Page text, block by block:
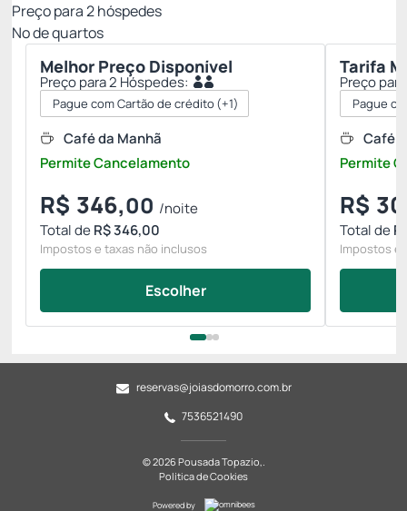
Preço para2hóspedes
Nº de quartos
Melhor Preço Disponível
Preço para 2 Hóspedes:
Pague com Cartão de crédito(+1)
Café da Manhã
Permite Cancelamento
R$ 346,00 /noite
Total deR$ 346,00
Impostos e taxas não inclusos
Escolher
Tarifa
Preço
Pague
Café
Permite
R$
Total de
Impostos e
reservas@joiasdomorro.com.br
7536521490
© 2026 Pousada Topazio,.
Política de Cookies
Powered by